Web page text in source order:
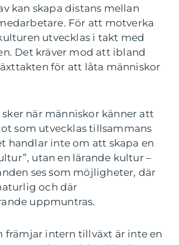
kan skapa distans mellan
För att motverka
utvecklas i takt med
Det kräver mod att ibland
för att låta människor
när människor känner att
som utvecklas tillsammans
handlar inte om att skapa en
utan en lärande kultur –
ses som möjligheter, där
och där
uppmuntras.
främjar intern tillväxt är inte en